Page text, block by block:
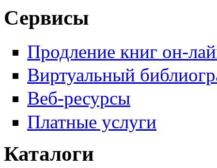
Сервисы
Продление книг он-
Виртуальный
Веб-ресурсы
Платные услуги
Каталоги